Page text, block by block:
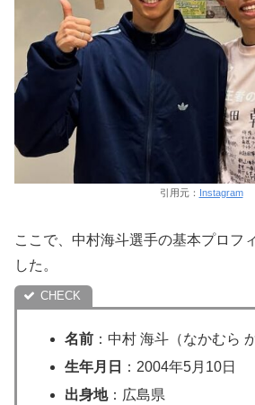
引用元： Instagram
ここで、中村海斗選手の基本プロフ
した。
名前 ：中村 海斗（なかむら
生年月日
：2004年5月10日
出身地：広島県